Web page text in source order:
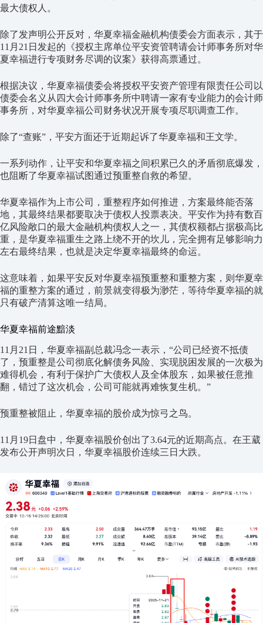
最大债权人。
除了发声明公开反对，华夏幸福金融机构债委会方面表示，其于
11月21日发起的《授权主席单位平安资管聘请会计师事务所对华
夏幸福进行专项财务尽调的议案》获得高票通过。
根据决议，华夏幸福债委会将授权平安资产管理有限责任公司以
债委会名义从四大会计师事务所中聘请一家有专业能力的会计师
事务所，对华夏幸福公司财务状况开展专项尽职调查工作。
除了“查账”，平安方面还于近期起诉了华夏幸福和王文学。
一系列动作，让平安和华夏幸福之间积累已久的矛盾彻底爆发，
也阻断了华夏幸福试图通过预重整自救的希望。
华夏幸福作为上市公司，重整程序如何推进，方案最终能否落
地，其最终结果都要取决于债权人投票表决。平安作为持有数百
亿风险敞口的最大金融机构债权人之一，其债权额都占据极高比
重，是华夏幸福重生之路上绕不开的坎儿，完全拥有足够影响力
左右最终结果，也就是决定华夏幸福最终的命运。
这意味着，如果平安反对华夏幸福预重整和重整方案，则华夏幸
福的重整方案的通过，前景就变得极为渺茫，等待华夏幸福的就
只有破产清算这唯一结局。
华夏幸福前途黯淡
11月21日，华夏幸福副总裁冯念一表示，“公司已经资不抵债
了，预重整是公司彻底化解债务风险、实现脱困发展的一次极为
难得机会，有利于保护广大债权人及全体股东，如果被任意推
翻，错过了这次机会，公司可能就再难恢复生机。”
预重整被阻止，华夏幸福的股价成为惊弓之鸟。
11月19日盘中，华夏幸福股价创出了3.64元的近期高点。在王葳
发布公开声明次日，华夏幸福股价连续三日大跌。